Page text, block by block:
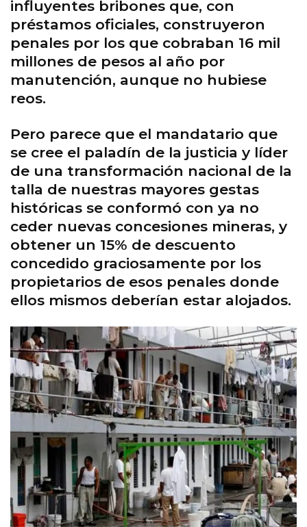
influyentes bribones que, con
préstamos oficiales, construyeron
penales por los que cobraban 16 mil
millones de pesos al año por
manutención, aunque no hubiese
reos.
Pero parece que el mandatario que
se cree el paladín de la justicia y líder
de una transformación nacional de la
talla de nuestras mayores gestas
históricas se conformó con ya no
ceder nuevas concesiones mineras, y
obtener un 15% de descuento
concedido graciosamente por los
propietarios de esos penales donde
ellos mismos deberían estar alojados.